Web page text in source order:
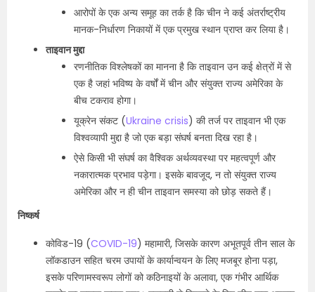
आरोपों के एक अन्य समूह का तर्क है कि चीन ने कई अंतर्राष्ट्रीय
मानक-निर्धारण निकायों में एक प्रमुख स्थान प्राप्त कर लिया है।
ताइवान मुद्दा
रणनीतिक विश्लेषकों का मानना है कि ताइवान उन कई क्षेत्रों में से
एक है जहां भविष्य के वर्षों में चीन और संयुक्त राज्य अमेरिका के
बीच टकराव होगा।
यूक्रेन संकट (Ukraine crisis) की तर्ज पर ताइवान भी एक
विश्वव्यापी मुद्दा है जो एक बड़ा संघर्ष बनता दिख रहा है।
ऐसे किसी भी संघर्ष का वैश्विक अर्थव्यवस्था पर महत्वपूर्ण और
नकारात्मक प्रभाव पड़ेगा। इसके बावजूद, न तो संयुक्त राज्य
अमेरिका और न ही चीन ताइवान समस्या को छोड़ सकते हैं।
निष्कर्ष
कोविड-19 (COVID-19) महामारी, जिसके कारण अभूतपूर्व तीन साल के
लॉकडाउन सहित चरम उपायों के कार्यान्वयन के लिए मजबूर होना पड़ा,
इसके परिणामस्वरूप लोगों को कठिनाइयों के अलावा, एक गंभीर आर्थिक